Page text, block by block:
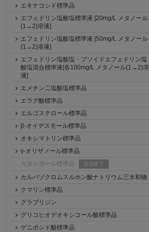
エキナコシド標準品
エフェドリン塩酸塩標準液 [20mg/L メタノール
(1→2)溶液]
エフェドリン塩酸塩標準液 [50mg/L メタノール
(1→2)溶液]
エフェドリン塩酸塩・プソイドエフェドリン塩
酸塩混合標準液[各100mg/L メタノール(1→2)溶
液]
エメチン二塩酸塩標準品
エラグ酸標準品
エルゴステロール標準品
β-オイデスモール標準品
オキシマトリン標準品
γ-オリザノール標準品
カタルポール標準品
販売終了
カルバゾクロムスルホン酸ナトリウム三水和物
クマリン標準品
グラブリジン
グリコヒオデオキシコール酸標準品
ゲニポシド酸標準品